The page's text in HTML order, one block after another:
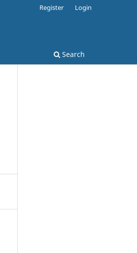
Search
Register Login